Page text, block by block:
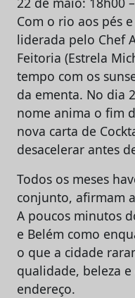
Com o rio aos pés
liderada pelo Chef
Feitoria (Estrela
tempo com os
da ementa. No dia
nome anima o fim
nova carta de
desacelerar antes
Todos os meses
conjunto, afirmam
A poucos minutos
e Belém como
o que a cidade
qualidade, beleza
endereço.